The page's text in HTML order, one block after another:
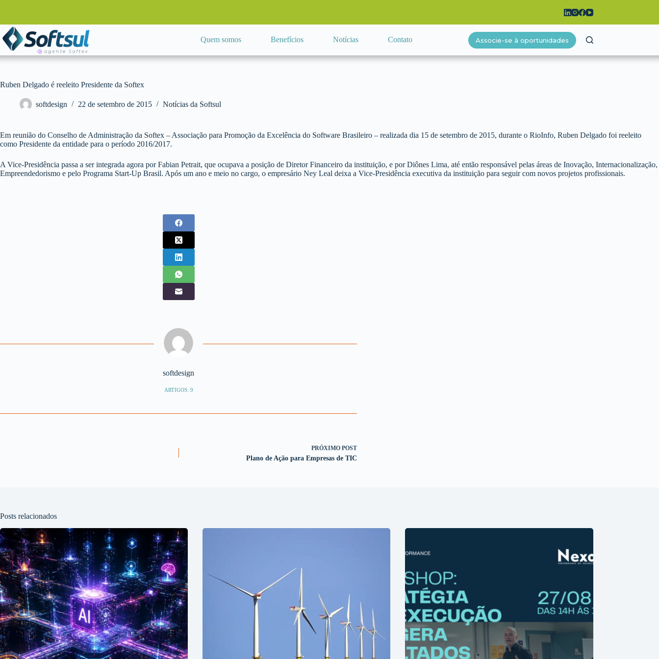
conteúdo
Quem somos
Benefícios Notícias Contato Associe-se à oportunidades
Ruben Delgado é reeleito Presidente da Softex
softdesign 22 de setembro de 2015 Notícias da Softsul
Em reunião do Conselho de Administração da Softex – Associação para Promoção da Excelência do Software Brasileiro – realizada dia 15 de setembro de 2015, durante o RioInfo, Ruben Delgado foi reeleito
como Presidente da entidade para o período 2016/2017.
A Vice-Presidência passa a ser integrada agora por Fabian Petrait, que ocupava a posição de Diretor Financeiro da instituição, e por Diônes Lima, até então responsável pelas áreas de Inovação, Internacionalização,
Empreendedorismo e pelo Programa Start-Up Brasil. Após um ano e meio no cargo, o empresário Ney Leal deixa a Vice-Presidência executiva da instituição para seguir com novos projetos profissionais.
softdesign
ARTIGOS: 9
PRÓXIMO POST
Plano de Ação para Empresas de TIC
Posts relacionados